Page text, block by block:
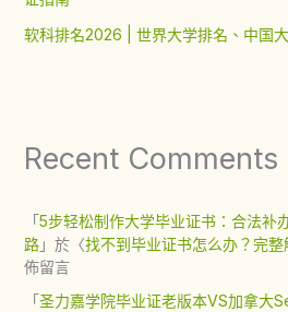
软科排名2026 | 世界大学排名、中国
Recent Comments
「5步轻松制作大学毕业证书：合法补
路」於〈找不到毕业证书怎么办？完
佈留言
「圣力嘉学院毕业证老版本VS加拿大